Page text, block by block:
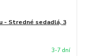
- Stredné sedadlá, 3
3-7 dní